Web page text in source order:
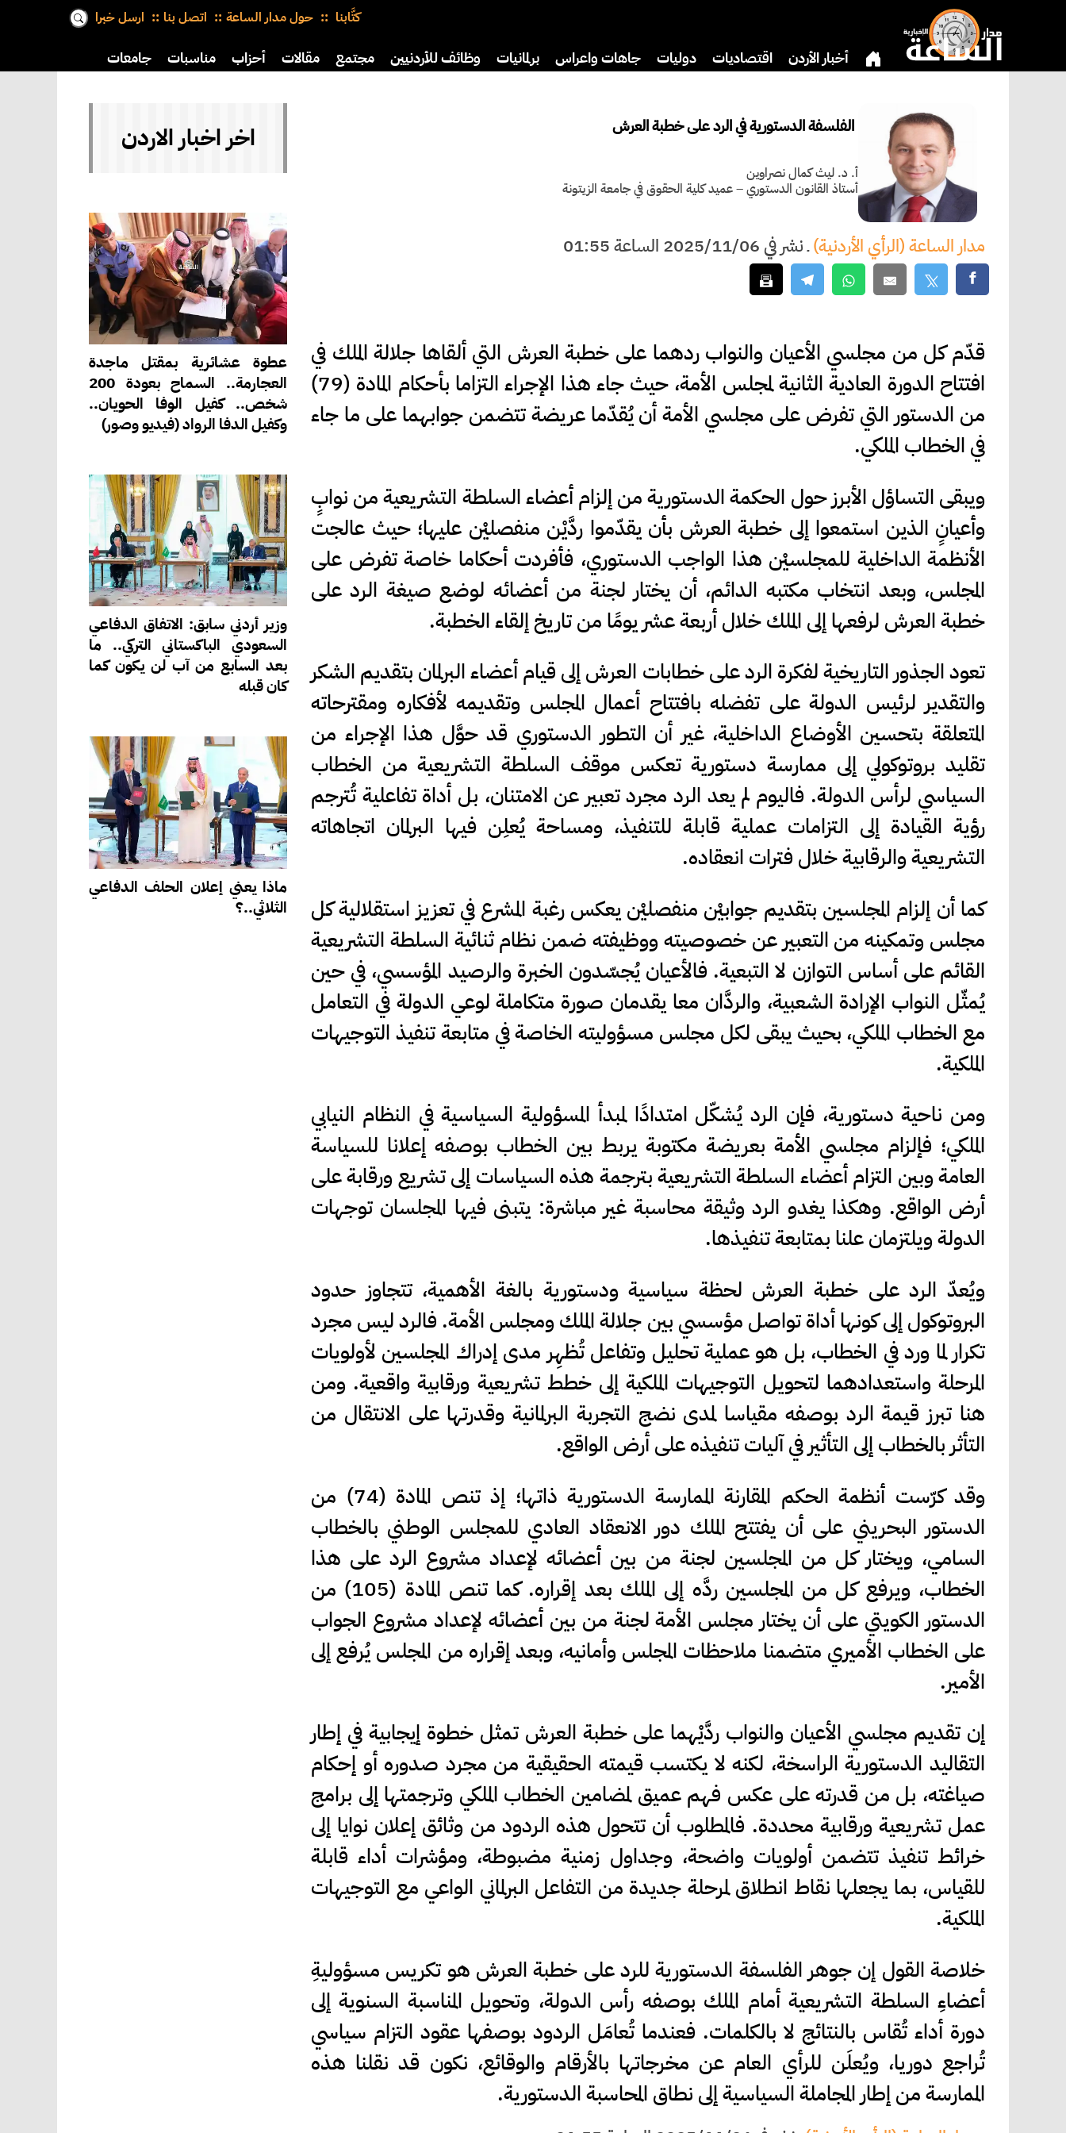
كتَّابنا حول مدار الساعة اتصل بنا ارسل خبرا
أخبار الأردن اقتصاديات دوليات جاهات واعراس برلمانيات وظائف للأردنيين مجتمع مقالات أحزاب مناسبات جامعات
الفلسفة الدستورية في الرد على خطبة العرش
أ. د. ليث كمال نصراوين
أستاذ القانون الدستوري – عميد كلية الحقوق في جامعة الزيتونة
مدار الساعة (الرأي الأردنية)ـنشر في 2025/11/06 الساعة 01:55
قدّم كل من مجلسي الأعيان والنواب ردهما على خطبة العرش التي ألقاها جلالة الملك في
افتتاح الدورة العادية الثانية لمجلس الأمة، حيث جاء هذا الإجراء التزاما بأحكام المادة (79)
من الدستور التي تفرض على مجلسي الأمة أن يُقدّما عريضة تتضمن جوابهما على ما جاء
في الخطاب الملكي.
ويبقى التساؤل الأبرز حول الحكمة الدستورية من إلزام أعضاء السلطة التشريعية من نوابٍ
وأعيانٍ الذين استمعوا إلى خطبة العرش بأن يقدّموا ردَّيْن منفصليْن عليها؛ حيث عالجت
الأنظمة الداخلية للمجلسيْن هذا الواجب الدستوري، فأفردت أحكاما خاصة تفرض على
المجلس، وبعد انتخاب مكتبه الدائم، أن يختار لجنة من أعضائه لوضع صيغة الرد على
خطبة العرش لرفعها إلى الملك خلال أربعة عشر يومًا من تاريخ إلقاء الخطبة.
تعود الجذور التاريخية لفكرة الرد على خطابات العرش إلى قيام أعضاء البرلمان بتقديم الشكر
والتقدير لرئيس الدولة على تفضله بافتتاح أعمال المجلس وتقديمه لأفكاره ومقترحاته
المتعلقة بتحسين الأوضاع الداخلية، غير أن التطور الدستوري قد حوَّل هذا الإجراء من
تقليد بروتوكولي إلى ممارسة دستورية تعكس موقف السلطة التشريعية من الخطاب
السياسي لرأس الدولة. فاليوم لم يعد الرد مجرد تعبير عن الامتنان، بل أداة تفاعلية تُترجم
رؤية القيادة إلى التزامات عملية قابلة للتنفيذ، ومساحة يُعلِن فيها البرلمان اتجاهاته
التشريعية والرقابية خلال فترات انعقاده.
كما أن إلزام المجلسين بتقديم جوابيْن منفصليْن يعكس رغبة المشرع في تعزيز استقلالية كل
مجلس وتمكينه من التعبير عن خصوصيته ووظيفته ضمن نظام ثنائية السلطة التشريعية
القائم على أساس التوازن لا التبعية. فالأعيان يُجسّدون الخبرة والرصيد المؤسسي، في حين
يُمثّل النواب الإرادة الشعبية، والردَّان معا يقدمان صورة متكاملة لوعي الدولة في التعامل
مع الخطاب الملكي، بحيث يبقى لكل مجلس مسؤوليته الخاصة في متابعة تنفيذ التوجيهات
الملكية.
ومن ناحية دستورية، فإن الرد يُشكّل امتدادًا لمبدأ المسؤولية السياسية في النظام النيابي
الملكي؛ فإلزام مجلسي الأمة بعريضة مكتوبة يربط بين الخطاب بوصفه إعلانا للسياسة
العامة وبين التزام أعضاء السلطة التشريعية بترجمة هذه السياسات إلى تشريع ورقابة على
أرض الواقع. وهكذا يغدو الرد وثيقة محاسبة غير مباشرة: يتبنى فيها المجلسان توجهات
الدولة ويلتزمان علنا بمتابعة تنفيذها.
ويُعدّ الرد على خطبة العرش لحظة سياسية ودستورية بالغة الأهمية، تتجاوز حدود
البروتوكول إلى كونها أداة تواصل مؤسسي بين جلالة الملك ومجلس الأمة. فالرد ليس مجرد
تكرار لما ورد في الخطاب، بل هو عملية تحليل وتفاعل تُظهِر مدى إدراك المجلسين لأولويات
المرحلة واستعدادهما لتحويل التوجيهات الملكية إلى خطط تشريعية ورقابية واقعية. ومن
هنا تبرز قيمة الرد بوصفه مقياسا لمدى نضج التجربة البرلمانية وقدرتها على الانتقال من
التأثر بالخطاب إلى التأثير في آليات تنفيذه على أرض الواقع.
وقد كرّست أنظمة الحكم المقارنة الممارسة الدستورية ذاتها؛ إذ تنص المادة (74) من
الدستور البحريني على أن يفتتح الملك دور الانعقاد العادي للمجلس الوطني بالخطاب
السامي، ويختار كل من المجلسين لجنة من بين أعضائه لإعداد مشروع الرد على هذا
الخطاب، ويرفع كل من المجلسين ردَّه إلى الملك بعد إقراره. كما تنص المادة (105) من
الدستور الكويتي على أن يختار مجلس الأمة لجنة من بين أعضائه لإعداد مشروع الجواب
على الخطاب الأميري متضمنا ملاحظات المجلس وأمانيه، وبعد إقراره من المجلس يُرفع إلى
الأمير.
إن تقديم مجلسي الأعيان والنواب ردَّيْهما على خطبة العرش تمثل خطوة إيجابية في إطار
التقاليد الدستورية الراسخة، لكنه لا يكتسب قيمته الحقيقية من مجرد صدوره أو إحكام
صياغته، بل من قدرته على عكس فهم عميق لمضامين الخطاب الملكي وترجمتها إلى برامج
عمل تشريعية ورقابية محددة. فالمطلوب أن تتحول هذه الردود من وثائق إعلان نوايا إلى
خرائط تنفيذ تتضمن أولويات واضحة، وجداول زمنية مضبوطة، ومؤشرات أداء قابلة
للقياس، بما يجعلها نقاط انطلاق لمرحلة جديدة من التفاعل البرلماني الواعي مع التوجيهات
الملكية.
خلاصة القول إن جوهر الفلسفة الدستورية للرد على خطبة العرش هو تكريس مسؤوليةِ
أعضاءِ السلطة التشريعية أمام الملك بوصفه رأس الدولة، وتحويل المناسبة السنوية إلى
دورة أداء تُقاس بالنتائج لا بالكلمات. فعندما تُعامَل الردود بوصفها عقود التزام سياسي
تُراجع دوريا، ويُعلَن للرأي العام عن مخرجاتها بالأرقام والوقائع، نكون قد نقلنا هذه
الممارسة من إطار المجاملة السياسية إلى نطاق المحاسبة الدستورية.
اخر اخبار الاردن
عطوة عشائرية بمقتل ماجدة
العجارمة.. السماح بعودة 200
شخص.. كفيل الوفا الحويان..
وكفيل الدفا الرواد (فيديو وصور)
وزير أردني سابق: الاتفاق الدفاعي
السعودي الباكستاني التركي.. ما
بعد السابع من آب لن يكون كما
كان قبله
ماذا يعني إعلان الحلف الدفاعي
الثلاثي..؟